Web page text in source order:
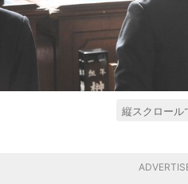
縦スクロール